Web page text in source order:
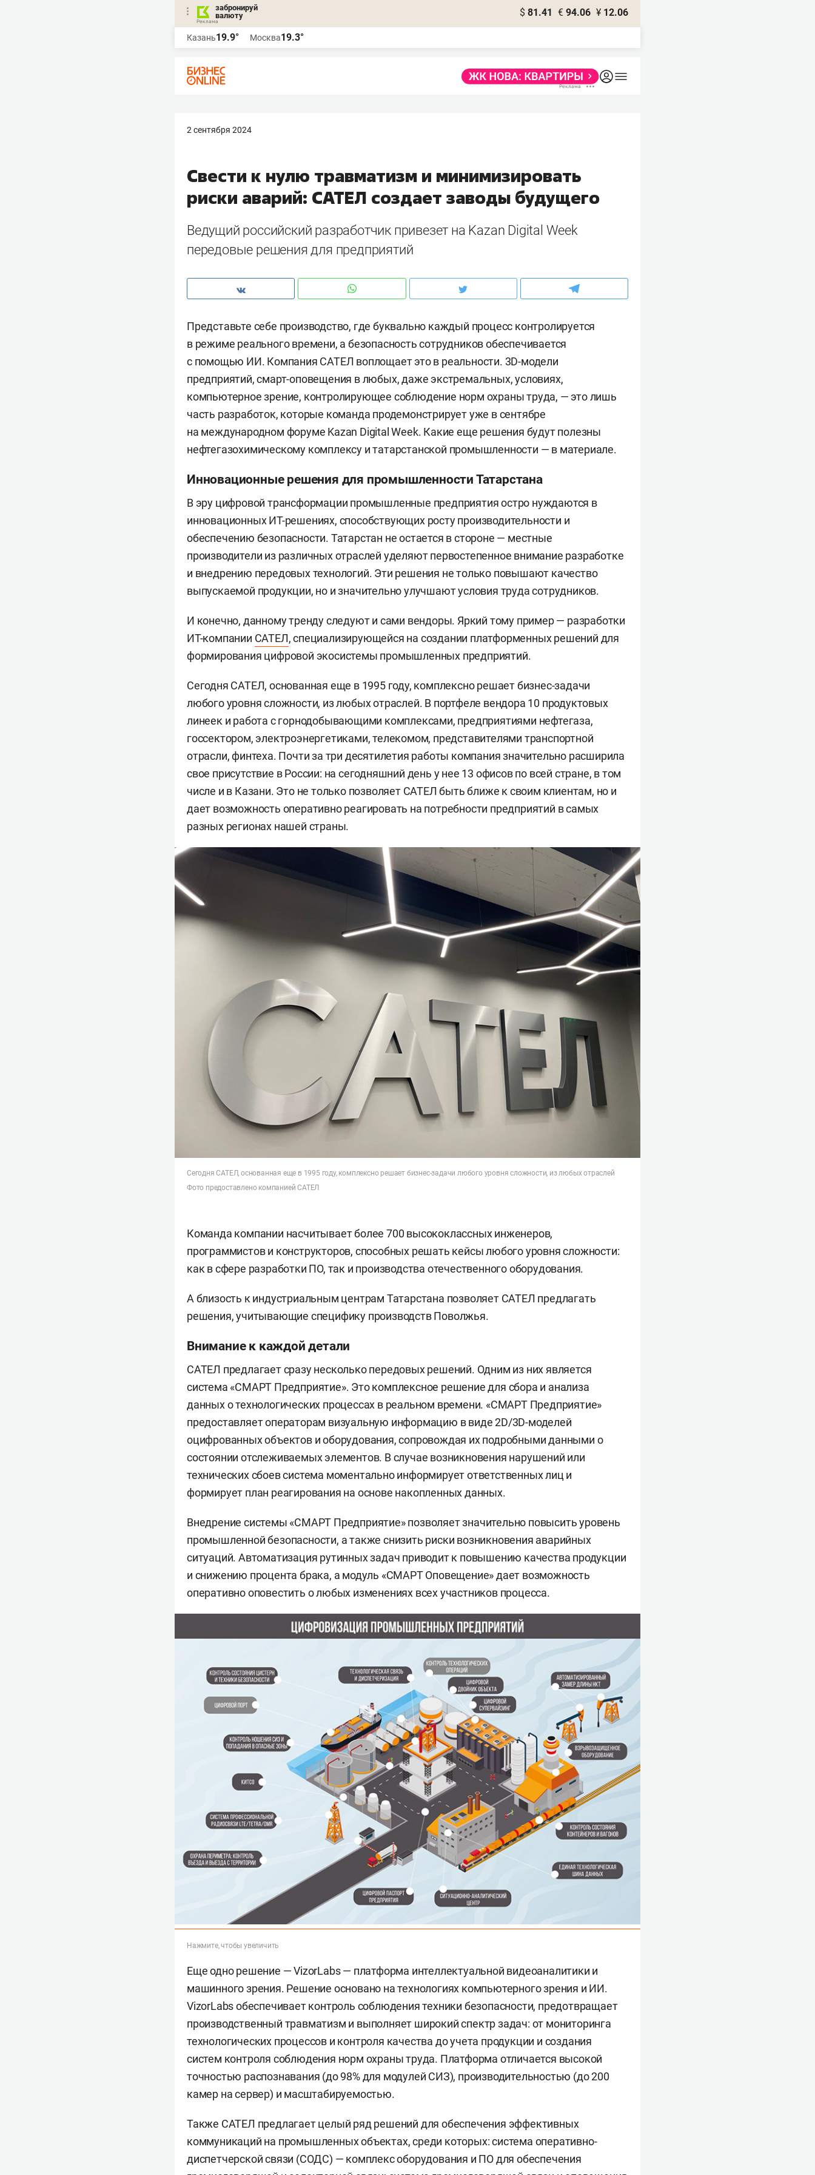
забронируй
валюту
$ 81.41 € 94.06 ¥ 12.06
Казань19.9° Москва19.3°
2 сентября 2024
Свести к нулю травматизм и минимизировать
риски аварий: САТЕЛ создает заводы будущего
Ведущий российский разработчик привезет на Kazan Digital Week
передовые решения для предприятий
Представьте себе производство, где буквально каждый процесс контролируется
в режиме реального времени, а безопасность сотрудников обеспечивается
с помощью ИИ. Компания САТЕЛ воплощает это в реальности. 3D-модели
предприятий, смарт-оповещения в любых, даже экстремальных, условиях,
компьютерное зрение, контролирующее соблюдение норм охраны труда, — это лишь
часть разработок, которые команда продемонстрирует уже в сентябре
на международном форуме Kazan Digital Week. Какие еще решения будут полезны
нефтегазохимическому комплексу и татарстанской промышленности — в материале.
Инновационные решения для промышленности Татарстана
В эру цифровой трансформации промышленные предприятия остро нуждаются в
инновационных ИТ-решениях, способствующих росту производительности и
обеспечению безопасности. Татарстан не остается в стороне — местные
производители из различных отраслей уделяют первостепенное внимание разработке
и внедрению передовых технологий. Эти решения не только повышают качество
выпускаемой продукции, но и значительно улучшают условия труда сотрудников.
И конечно, данному тренду следуют и сами вендоры. Яркий тому пример — разработки
ИТ-компании САТЕЛ, специализирующейся на создании платформенных решений для
формирования цифровой экосистемы промышленных предприятий.
Сегодня САТЕЛ, основанная еще в 1995 году, комплексно решает бизнес-задачи
любого уровня сложности, из любых отраслей. В портфеле вендора 10 продуктовых
линеек и работа с горнодобывающими комплексами, предприятиями нефтегаза,
госсектором, электроэнергетиками, телекомом, представителями транспортной
отрасли, финтеха. Почти за три десятилетия работы компания значительно расширила
свое присутствие в России: на сегодняшний день у нее 13 офисов по всей стране, в том
числе и в Казани. Это не только позволяет САТЕЛ быть ближе к своим клиентам, но и
дает возможность оперативно реагировать на потребности предприятий в самых
разных регионах нашей страны.
Сегодня САТЕЛ, основанная еще в 1995 году, комплексно решает бизнес-задачи любого уровня сложности, из любых отраслей
Фото предоставлено компанией САТЕЛ
Команда компании насчитывает более 700 высококлассных инженеров,
программистов и конструкторов, способных решать кейсы любого уровня сложности:
как в сфере разработки ПО, так и производства отечественного оборудования.
А близость к индустриальным центрам Татарстана позволяет САТЕЛ предлагать
решения, учитывающие специфику производств Поволжья.
Внимание к каждой детали
САТЕЛ предлагает сразу несколько передовых решений. Одним из них является
система «СМАРТ Предприятие». Это комплексное решение для сбора и анализа
данных о технологических процессах в реальном времени. «СМАРТ Предприятие»
предоставляет операторам визуальную информацию в виде 2D/3D-моделей
оцифрованных объектов и оборудования, сопровождая их подробными данными о
состоянии отслеживаемых элементов. В случае возникновения нарушений или
технических сбоев система моментально информирует ответственных лиц и
формирует план реагирования на основе накопленных данных.
Внедрение системы «СМАРТ Предприятие» позволяет значительно повысить уровень
промышленной безопасности, а также снизить риски возникновения аварийных
ситуаций. Автоматизация рутинных задач приводит к повышению качества продукции
и снижению процента брака, а модуль «СМАРТ Оповещение» дает возможность
оперативно оповестить о любых изменениях всех участников процесса.
Нажмите, чтобы увеличить
Еще одно решение — VizorLabs — платформа интеллектуальной видеоаналитики и
машинного зрения. Решение основано на технологиях компьютерного зрения и ИИ.
VizorLabs обеспечивает контроль соблюдения техники безопасности, предотвращает
производственный травматизм и выполняет широкий спектр задач: от мониторинга
технологических процессов и контроля качества до учета продукции и создания
систем контроля соблюдения норм охраны труда. Платформа отличается высокой
точностью распознавания (до 98% для модулей СИЗ), производительностью (до 200
камер на сервер) и масштабируемостью.
Также САТЕЛ предлагает целый ряд решений для обеспечения эффективных
коммуникаций на промышленных объектах, среди которых: система оперативно-
диспетчерской связи (СОДС) — комплекс оборудования и ПО для обеспечения